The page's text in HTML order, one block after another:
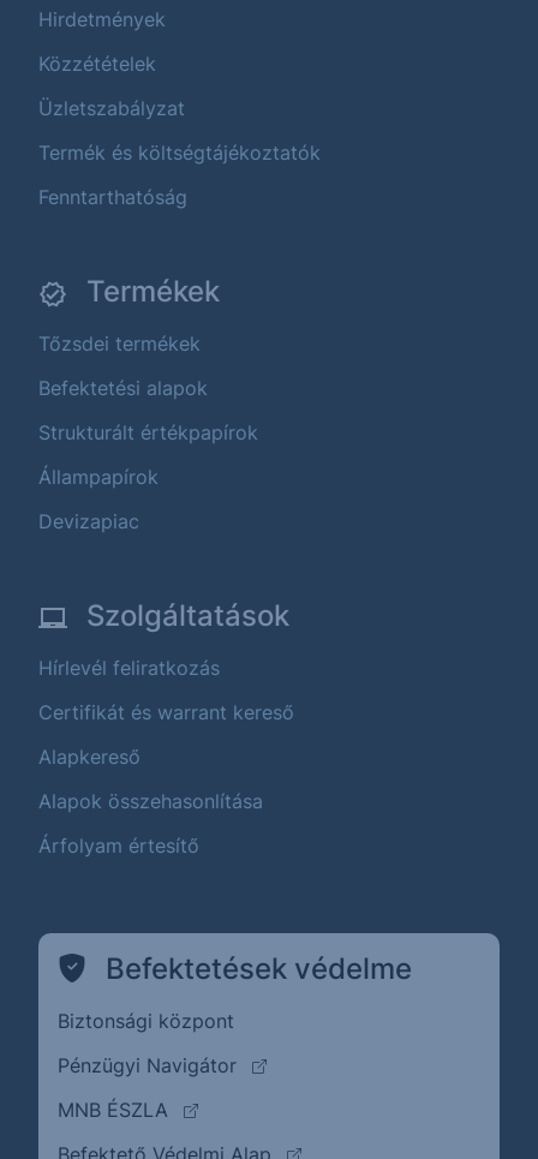
Hirdetmények
Közzétételek
Üzletszabályzat
Termék és költségtájékoztatók
Fenntarthatóság
Termékek
Tőzsdei termékek
Befektetési alapok
Strukturált értékpapírok
Állampapírok
Devizapiac
Szolgáltatások
Hírlevél feliratkozás
Certifikát és warrant kereső
Alapkereső
Alapok összehasonlítása
Árfolyam értesítő
Befektetések védelme
Biztonsági központ
Pénzügyi Navigátor
(külső oldalra ugrik)
MNB ÉSZLA
(külső oldalra ugrik)
(külső oldalra ugrik)